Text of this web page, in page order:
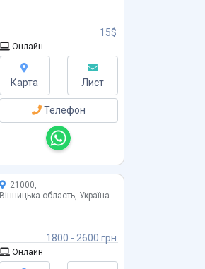
15$
Онлайн
Карта Лист
Телефон
1800 - 2600 грн
21000,
Вінницька область, Україна
Онлайн